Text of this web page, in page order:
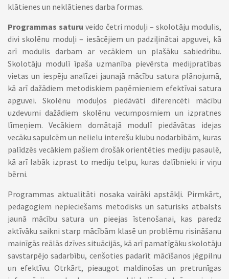
klātienes un neklātienes darba formas.
Programmas saturu veido četri moduļi – skolotāju modulis,
divi skolēnu moduļi – iesācējiem un padziļinātai apguvei, kā
arī modulis darbam ar vecākiem un plašāku sabiedrību.
Skolotāju modulī īpaša uzmanība pievērsta medijpratības
vietas un iespēju analīzei jaunajā mācību satura plānojumā,
kā arī dažādiem metodiskiem paņēmieniem efektīvai satura
apguvei. Skolēnu moduļos piedāvāti diferencēti mācību
uzdevumi dažādiem skolēnu vecumposmiem un izpratnes
līmeņiem. Vecākiem domātajā modulī piedāvātas idejas
vecāku sapulcēm un nelielu interešu klubu nodarbībām, kuras
palīdzēs vecākiem pašiem drošāk orientēties mediju pasaulē,
kā arī labāk izprast to mediju telpu, kuras dalībnieki ir viņu
bērni.
Programmas aktualitāti nosaka vairāki apstākļi. Pirmkārt,
pedagogiem nepieciešams metodisks un saturisks atbalsts
jaunā mācību satura un pieejas īstenošanai, kas paredz
aktīvāku saikni starp mācībām klasē un problēmu risināšanu
mainīgās reālās dzīves situācijās, kā arī pamatīgāku skolotāju
savstarpējo sadarbību, cenšoties padarīt mācīšanos jēgpilnu
un efektīvu. Otrkārt, pieaugot maldinošas un pretrunīgas